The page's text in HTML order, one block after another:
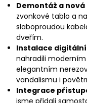
Demontáž a
zvonkové tablo a
slaboproudou
dveřím.
Instalace
nahradili
elegantním
vandalismu i
Integrace